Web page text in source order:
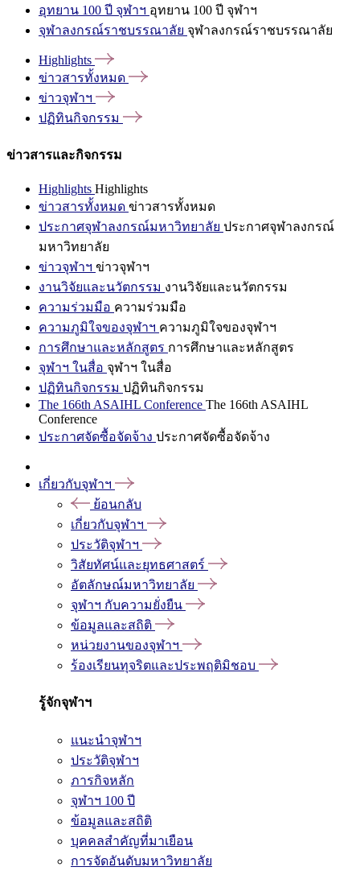
อุทยาน 100 ปี จุฬาฯ อุทยาน 100 ปี จุฬาฯ
จุฬาลงกรณ์ราชบรรณาลัย จุฬาลงกรณ์ราชบรรณาลัย
Highlights
ข่าวสารทั้งหมด
ข่าวจุฬาฯ
ปฏิทินกิจกรรม
ข่าวสารและกิจกรรม
Highlights Highlights
ข่าวสารทั้งหมด ข่าวสารทั้งหมด
ประกาศจุฬาลงกรณ์มหาวิทยาลัย ประกาศจุฬาลงกรณ์
มหาวิทยาลัย
ข่าวจุฬาฯ ข่าวจุฬาฯ
งานวิจัยและนวัตกรรม งานวิจัยและนวัตกรรม
ความร่วมมือ ความร่วมมือ
ความภูมิใจของจุฬาฯ ความภูมิใจของจุฬาฯ
การศึกษาและหลักสูตร การศึกษาและหลักสูตร
จุฬาฯ ในสื่อ จุฬาฯ ในสื่อ
ปฏิทินกิจกรรม ปฏิทินกิจกรรม
The 166th ASAIHL Conference The 166th ASAIHL
Conference
ประกาศจัดซื้อจัดจ้าง ประกาศจัดซื้อจัดจ้าง
เกี่ยวกับจุฬาฯ
ย้อนกลับ
เกี่ยวกับจุฬาฯ
ประวัติจุฬาฯ
วิสัยทัศน์และยุทธศาสตร์
อัตลักษณ์มหาวิทยาลัย
จุฬาฯ กับความยั่งยืน
ข้อมูลและสถิติ
หน่วยงานของจุฬาฯ
ร้องเรียนทุจริตและประพฤติมิชอบ
รู้จักจุฬาฯ
แนะนำจุฬาฯ
ประวัติจุฬาฯ
ภารกิจหลัก
จุฬาฯ 100 ปี
ข้อมูลและสถิติ
บุคคลสำคัญที่มาเยือน
การจัดอันดับมหาวิทยาลัย